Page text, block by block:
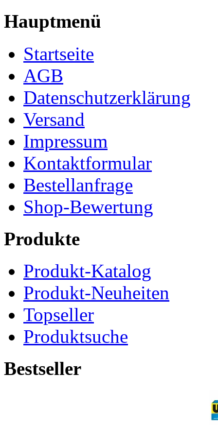
Hauptmenü
Startseite
AGB
Datenschutzerklärung
Versand
Impressum
Kontaktformular
Bestellanfrage
Shop-Bewertung
Produkte
Produkt-Katalog
Produkt-Neuheiten
Topseller
Produktsuche
Bestseller